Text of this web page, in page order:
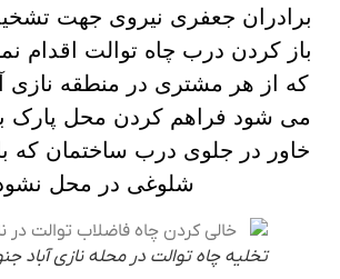
برادران جعفری نیروی جهت
باز کردن درب چاه توالت اقدام
که از هر مشتری در منطقه نازی
می شود فراهم کردن محل پارک
خاور در جلوی درب ساختمان که
شلوغی در محل
تخلیه چاه توالت در محله نازی آباد